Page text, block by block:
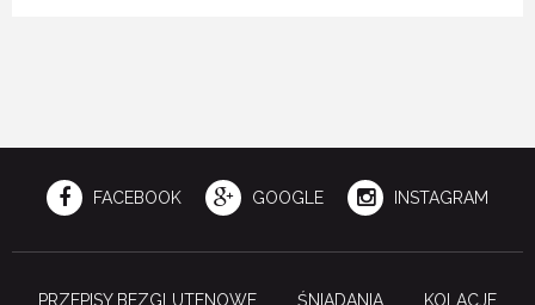
FACEBOOK GOOGLE INSTAGRAM
PRZEPISY BEZGLUTENOWE ŚNIADANIA KOLACJE